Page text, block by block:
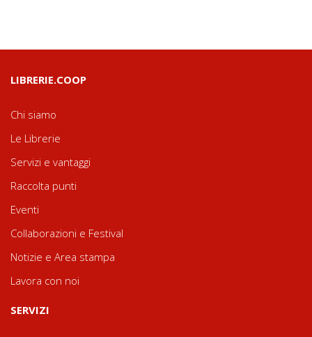
LIBRERIE.COOP
Chi siamo
Le Librerie
Servizi e vantaggi
Raccolta punti
Eventi
Collaborazioni e Festival
Notizie e Area stampa
Lavora con noi
SERVIZI